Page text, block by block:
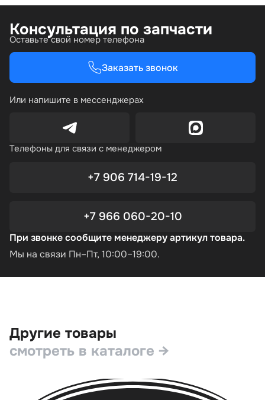
Консультация по запчасти
Оставьте свой номер телефона
Заказать звонок
Или напишите в мессенджерах
Телефоны для связи с менеджером
+7 906 714-19-12
+7 966 060-20-10
При звонке сообщите менеджеру артикул товара.
Мы на связи Пн–Пт, 10:00–19:00.
Другие товары
смотреть в каталоге →